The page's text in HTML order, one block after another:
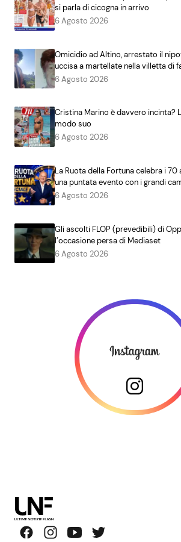
si parla di cicogna in arrivo
6 Agosto 2026
Omicidio ad Altino, arrestato il
uccisa a martellate nella villetta di
6 Agosto 2026
Cristina Marino è davvero incinta?
modo suo
6 Agosto 2026
La Ruota della Fortuna celebra i 70
una puntata evento con i grandi
6 Agosto 2026
Gli ascolti FLOP (prevedibili) di
l’occasione persa di Mediaset
6 Agosto 2026